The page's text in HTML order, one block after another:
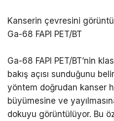
Kanserin çevresini
Ga-68 FAPI PET/BT
Ga-68 FAPI PET/BT’nin
bakış açısı sunduğunu
yöntem doğrudan kanser
büyümesine ve
dokuyu görüntülüyor. Bu